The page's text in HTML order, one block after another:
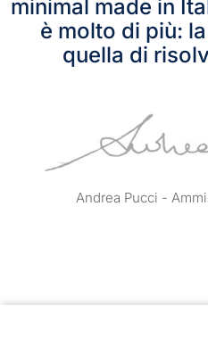
minimal made in
è molto di più:
quella di
Andrea Pucci -